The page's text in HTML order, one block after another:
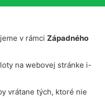
v rámci Západného
na webovej stránke i-
vrátane tých, ktoré nie